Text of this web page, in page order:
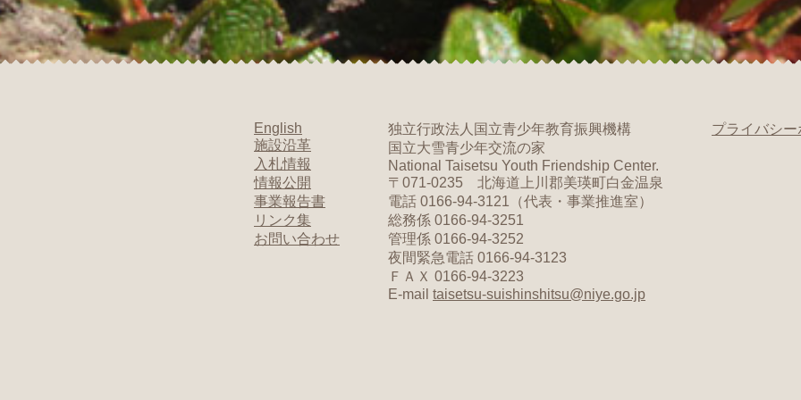
English
施設沿革
入札情報
情報公開
事業報告書
リンク集
お問い合わせ
独立行政法人国立青少年教育振興機構
国立大雪青少年交流の家
National Taisetsu Youth Friendship Center.
〒071-0235 北海道上川郡美瑛町白金温泉
電話 0166-94-3121（代表・事業推進室）
総務係 0166-94-3251
管理係 0166-94-3252
夜間緊急電話 0166-94-3123
ＦＡＸ 0166-94-3223
E-mail taisetsu-suishinshitsu@niye.go.jp
プライバシ